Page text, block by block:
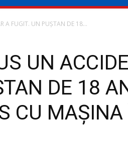
A FUGIT. UN PUȘTAN DE 18...
UN
DE 18
CU MAȘINA